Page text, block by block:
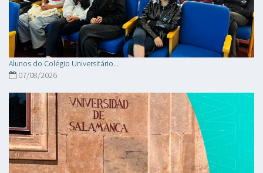
Alunos do Colégio Universitário...
07/08/2026